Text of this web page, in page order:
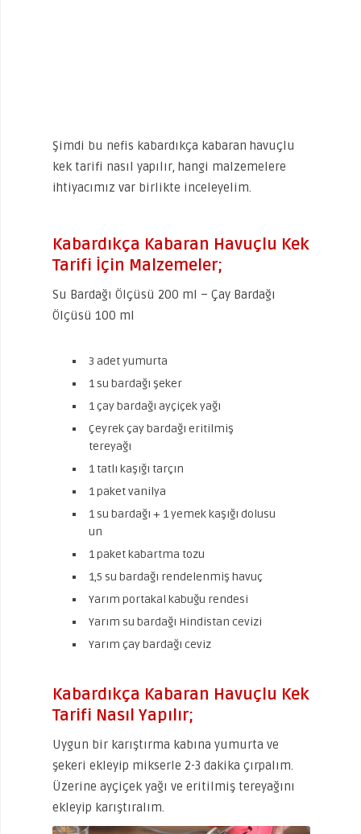
Şimdi bu nefis kabardıkça kabaran havuçlu
kek tarifi nasıl yapılır, hangi malzemelere
ihtiyacımız var birlikte inceleyelim.
Kabardıkça Kabaran Havuçlu Kek
Tarifi İçin Malzemeler;
Su Bardağı Ölçüsü 200 ml – Çay Bardağı
Ölçüsü 100 ml
3 adet yumurta
1 su bardağı şeker
1 çay bardağı ayçiçek yağı
Çeyrek çay bardağı eritilmiş
tereyağı
1 tatlı kaşığı tarçın
1 paket vanilya
1 su bardağı + 1 yemek kaşığı dolusu
un
1 paket kabartma tozu
1,5 su bardağı rendelenmiş havuç
Yarım portakal kabuğu rendesi
Yarım su bardağı Hindistan cevizi
Yarım çay bardağı ceviz
Kabardıkça Kabaran Havuçlu Kek
Tarifi Nasıl Yapılır;
Uygun bir karıştırma kabına yumurta ve
şekeri ekleyip mikserle 2-3 dakika çırpalım.
Üzerine ayçiçek yağı ve eritilmiş tereyağını
ekleyip karıştıralım.